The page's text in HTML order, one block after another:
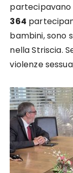
partecipavano
364
bambini, sono
nella Striscia.
violenze